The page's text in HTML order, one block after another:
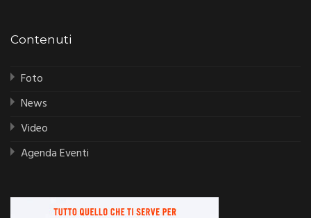
Contenuti
Foto
News
Video
Agenda Eventi